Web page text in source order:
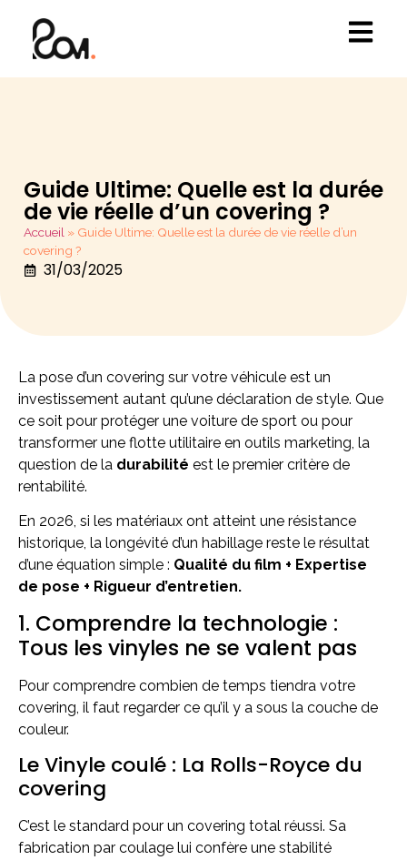
Guide Ultime: Quelle est la durée
de vie réelle d’un covering ?
Accueil » Guide Ultime: Quelle est la durée de vie réelle d’un
covering ?
31/03/2025
La pose d’un covering sur votre véhicule est un
investissement autant qu’une déclaration de style. Que
ce soit pour protéger une voiture de sport ou pour
transformer une flotte utilitaire en outils marketing, la
question de la durabilité est le premier critère de
rentabilité.
En 2026, si les matériaux ont atteint une résistance
historique, la longévité d’un habillage reste le résultat
d’une équation simple : Qualité du film + Expertise
de pose + Rigueur d’entretien.
1. Comprendre la technologie :
Tous les vinyles ne se valent pas
Pour comprendre combien de temps tiendra votre
covering, il faut regarder ce qu’il y a sous la couche de
couleur.
Le Vinyle coulé : La Rolls-Royce du
covering
C’est le standard pour un covering total réussi. Sa
fabrication par coulage lui confère une stabilité